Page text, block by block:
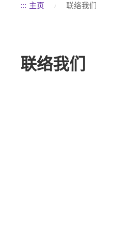
::: 主页 联络我们
联络我们